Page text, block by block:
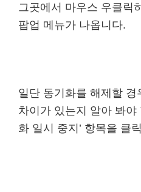
그곳에서 마우스 우클릭
팝업 메뉴가 나옵니다.
일단 동기화를 해제할
차이가 있는지 알아 봐야
화 일시 중지’ 항목을 클